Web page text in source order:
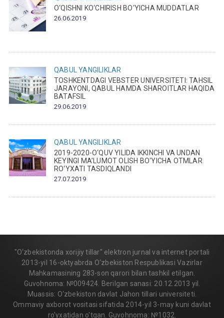
O‘QISHNI KO‘CHIRISH BO‘YICHA MUDDATLAR
26.06.2019
QABUL
YANGILIKLAR
TOSHKENTDAGI VEBSTER UNIVERSITETI: TAHSIL
JARAYONI, QABUL HAMDA SHAROITLAR HAQIDA
BATAFSIL
29.06.2019
QABUL
YANGILIKLAR
2019-2020-O‘QUV YILIDA IKKINCHI VA UNDAN
KEYINGI MA’LUMOT OLISH BO‘YICHA OTMLAR
RO‘YXATI TASDIQLANDI
27.07.2019
"O‘zbekistonda xorijiy tillar" elektron jurnal va internet portali
2013-yil 16-oktyabrda O‘zbekiston Respublikasi Vazirlar
Mahkamasining 283-son qarori bilan tashkil etilgan.
Guvohnoma: №009424. Berilgan sanasi: 20.12.2013 yil.
Muassis: O‘zbekiston davlat Jahon tillari universiteti.
Ommaviy axborot vositasi sifatida 2014-yil 3-may kuni davlat
ro'yxatidan o'tgan. Guvohnoma: №1032.